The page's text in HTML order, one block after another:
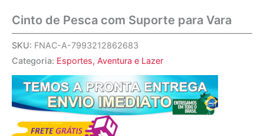
Cinto de Pesca com Suporte para Vara
SKU: FNAC-A-7993212862683
Categoria: Esportes, Aventura e Lazer